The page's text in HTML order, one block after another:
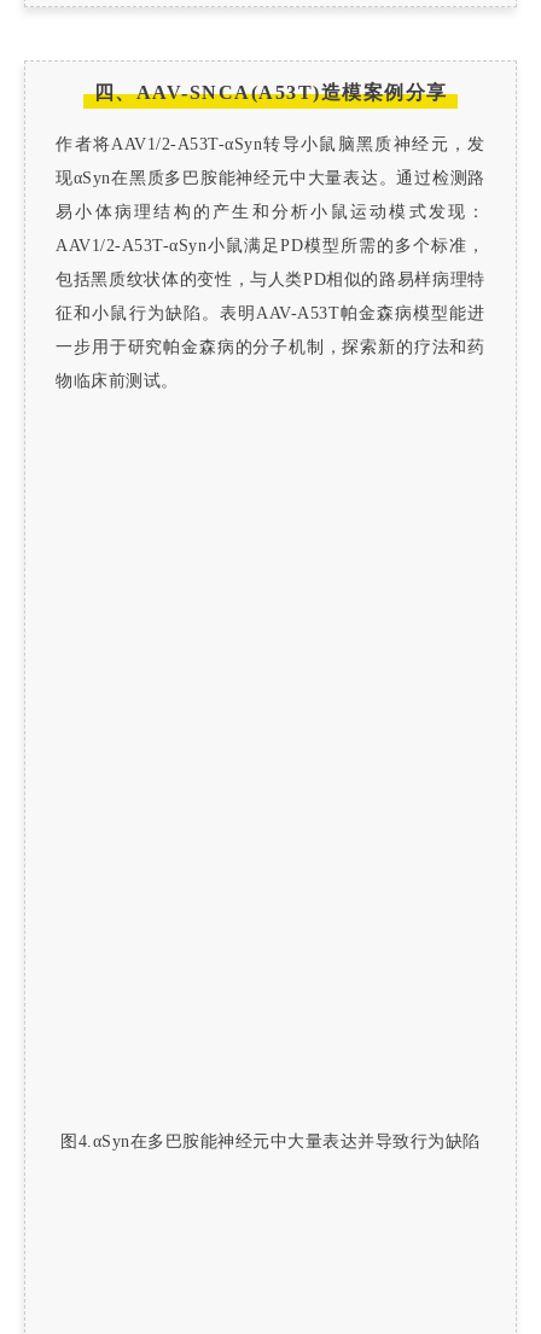
四、AAV-SNCA(A53T)造模案例分享
作者将AAV1/2-A53T-αSyn转导小鼠脑黑质神经元，发
现αSyn在黑质多巴胺能神经元中大量表达。通过检测路
易小体病理结构的产生和分析小鼠运动模式发现：
AAV1/2-A53T-αSyn小鼠满足PD模型所需的多个标准，
包括黑质纹状体的变性，与人类PD相似的路易样病理特
征和小鼠行为缺陷。表明AAV-A53T帕金森病模型能进
一步用于研究帕金森病的分子机制，探索新的疗法和药
物临床前测试。
图4.αSyn在多巴胺能神经元中大量表达并导致行为缺陷